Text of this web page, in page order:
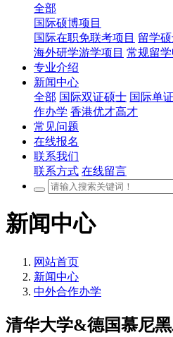
全部
国际硕博项目
国际在职免联考项目 留学
海外研学游学项目 常规留
专业介绍
新闻中心
全部 国际双证硕士 国际单
作办学 香港优才高才
常见问题
在线报名
联系我们
联系方式 在线留言
新闻中心
网站首页
新闻中心
中外合作办学
清华大学&德国慕尼